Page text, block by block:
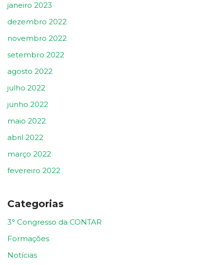
janeiro 2023
dezembro 2022
novembro 2022
setembro 2022
agosto 2022
julho 2022
junho 2022
maio 2022
abril 2022
março 2022
fevereiro 2022
Categorias
3° Congresso da CONTAR
Formações
Notícias